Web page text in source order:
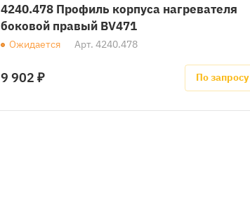
4240.478 Профиль корпуса нагревателя
боковой правый BV471
Ожидается Арт. 4240.478
9 902 ₽ По запросу